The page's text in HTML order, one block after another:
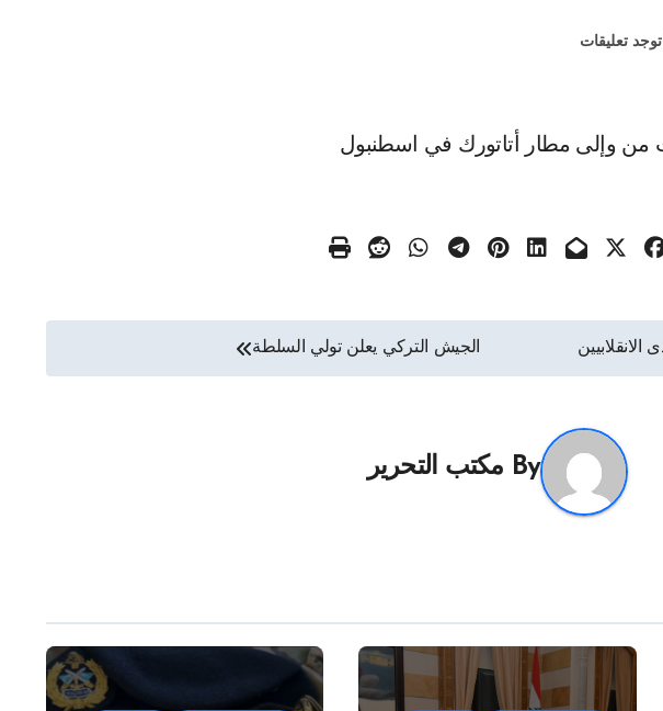
توجد تعليقات
من وإلى مطار أتاتورك في اسطنبول
الجيش التركي يعلن تولي السلطة
By مكتب التحرير